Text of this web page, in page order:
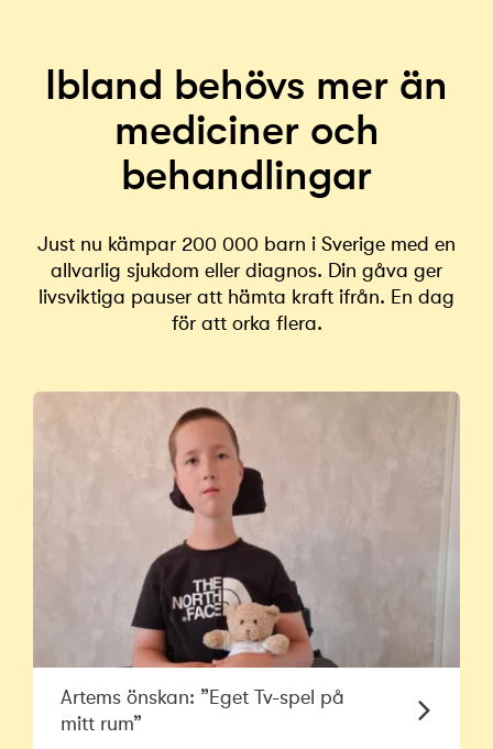
Ibland behövs mer än
mediciner och
behandlingar
Just nu kämpar 200 000 barn i Sverige med en
allvarlig sjukdom eller diagnos. Din gåva ger
livsviktiga pauser att hämta kraft ifrån. En dag
för att orka flera.
Artems önskan: ”Eget Tv-spel på
mitt rum”